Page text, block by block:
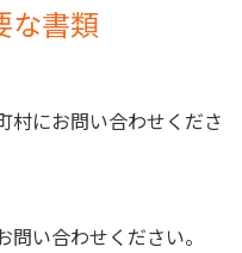
な書類
にお問い合わせくださ
い合わせください。